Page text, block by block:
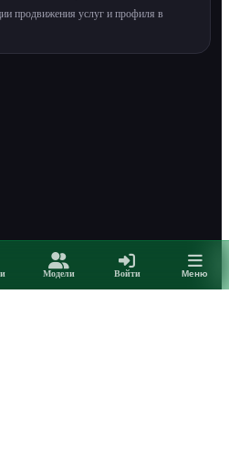
продвижения услуг и профиля в
Модели Войти Меню